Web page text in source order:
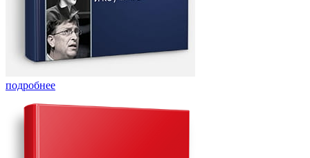
подробнее